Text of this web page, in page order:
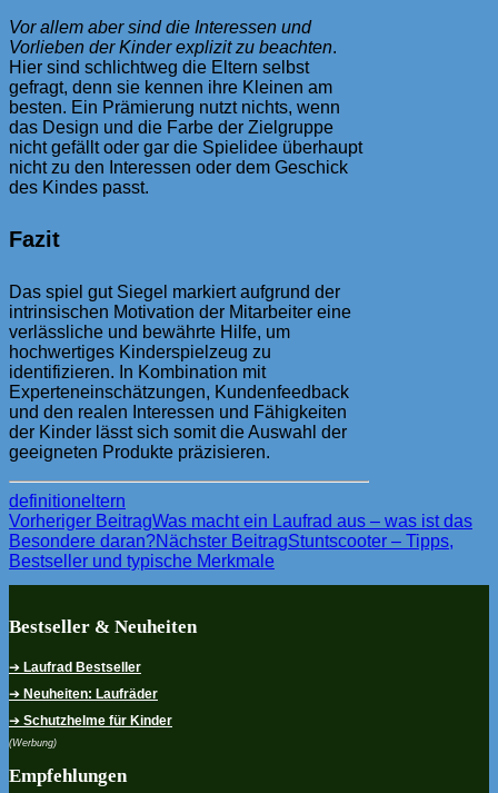
Vor allem aber sind die Interessen und
Vorlieben der Kinder explizit zu beachten.
Hier sind schlichtweg die Eltern selbst
gefragt, denn sie kennen ihre Kleinen am
besten. Ein Prämierung nutzt nichts, wenn
das Design und die Farbe der Zielgruppe
nicht gefällt oder gar die Spielidee überhaupt
nicht zu den Interessen oder dem Geschick
des Kindes passt.
Fazit
Das spiel gut Siegel markiert aufgrund der
intrinsischen Motivation der Mitarbeiter eine
verlässliche und bewährte Hilfe, um
hochwertiges Kinderspielzeug zu
identifizieren. In Kombination mit
Experteneinschätzungen, Kundenfeedback
und den realen Interessen und Fähigkeiten
der Kinder lässt sich somit die Auswahl der
geeigneten Produkte präzisieren.
definitioneltern
Beitragsnavigation
Vorheriger BeitragWas macht ein Laufrad aus – was ist das
Besondere daran?Nächster BeitragStuntscooter – Tipps,
Bestseller und typische Merkmale
Bestseller & Neuheiten
➔ Laufrad Bestseller
➔ Neuheiten: Laufräder
➔ Schutzhelme für Kinder
(Werbung)
Empfehlungen